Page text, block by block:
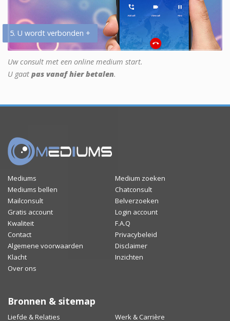
5. U wordt verbonden +
Uw consult met een online medium start.
U gaat pas vanaf hier betalen.
Mediums
Medium zoeken
Mediums bellen
Chatconsult
Mailconsult
Belverzoeken
Gratis account
Login account
Kwaliteit
F.A.Q
Contact
Privacybeleid
Algemene voorwaarden
Disclaimer
Klacht
Inzichten
Over ons
Bronnen & sitemap
Liefde & Relaties Werk & Carrière